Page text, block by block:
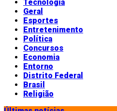
Tecnologia
Geral
Esportes
Entretenimento
Política
Concursos
Economia
Entorno
Distrito Federal
Brasil
Religião